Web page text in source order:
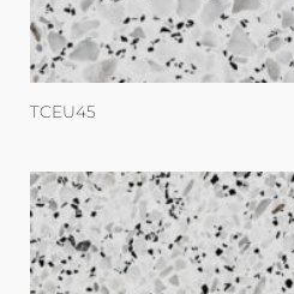
TCEU45